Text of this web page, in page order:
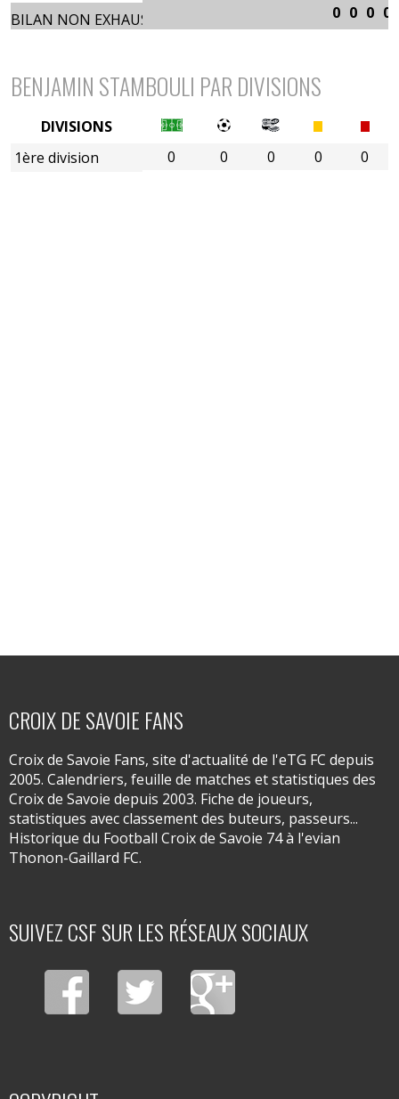
0 0 0 0
BILAN NON EXHAUSTIF
BENJAMIN STAMBOULI PAR DIVISIONS
0 0 0 0 0
DIVISIONS
1ère division
CROIX DE SAVOIE FANS
Croix de Savoie Fans, site d'actualité de l'eTG FC depuis
2005. Calendriers, feuille de matches et statistiques des
Croix de Savoie depuis 2003. Fiche de joueurs,
statistiques avec classement des buteurs, passeurs...
Historique du Football Croix de Savoie 74 à l'evian
Thonon-Gaillard FC.
SUIVEZ CSF SUR LES RÉSEAUX SOCIAUX